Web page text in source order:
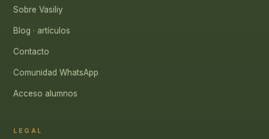
Sobre Vasiliy
Blog · artículos
Contacto
Comunidad WhatsApp
Acceso alumnos
LEGAL